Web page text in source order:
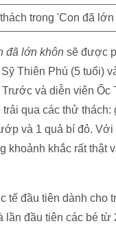
đã lớn khôn sẽ được
Thiên Phú (5 tuổi)
và diễn viên Ốc
qua các thử
và 1 quả bí đỏ.
khắc rất thật
tế đầu tiên dành cho
đầu tiên các bé